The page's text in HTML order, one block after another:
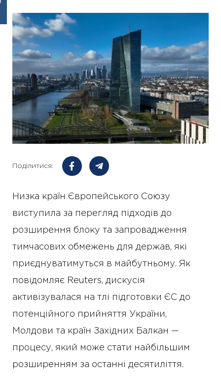
Поділитися:
Низка країн Європейського Союзу
виступила за перегляд підходів до
розширення блоку та запровадження
тимчасових обмежень для держав, які
приєднуватимуться в майбутньому. Як
повідомляє Reuters, дискусія
активізувалася на тлі підготовки ЄС до
потенційного прийняття України,
Молдови та країн Західних Балкан —
процесу, який може стати найбільшим
розширенням за останні десятиліття.